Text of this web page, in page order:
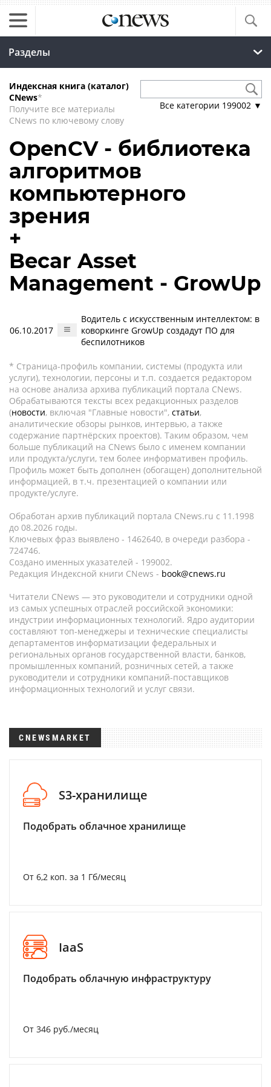
Разделы
Индексная книга (каталог)
CNews*
Получите все материалы
CNews по ключевому слову
Все категории 199002 ▼
OpenCV - библиотека
алгоритмов
компьютерного
зрения
+
Becar Asset
Management - GrowUp
06.10.2017
Водитель с искусственным интеллектом: в
коворкинге GrowUp создадут ПО для
беспилотников
* Страница-профиль компании, системы (продукта или
услуги), технологии, персоны и т.п. создается редактором
на основе анализа архива публикаций портала CNews.
Обрабатываются тексты всех редакционных разделов
(новости, включая "Главные новости", статьи,
аналитические обзоры рынков, интервью, а также
содержание партнёрских проектов). Таким образом, чем
больше публикаций на CNews было с именем компании
или продукта/услуги, тем более информативен профиль.
Профиль может быть дополнен (обогащен) дополнительной
информацией, в т.ч. презентацией о компании или
продукте/услуге.
Обработан архив публикаций портала CNews.ru c 11.1998
до 08.2026 годы.
Ключевых фраз выявлено - 1462640, в очереди разбора -
724746.
Создано именных указателей - 199002.
Редакция Индексной книги CNews - book@cnews.ru
Читатели CNews — это руководители и сотрудники одной
из самых успешных отраслей российской экономики:
индустрии информационных технологий. Ядро аудитории
составляют топ-менеджеры и технические специалисты
департаментов информатизации федеральных и
региональных органов государственной власти, банков,
промышленных компаний, розничных сетей, а также
руководители и сотрудники компаний-поставщиков
информационных технологий и услуг связи.
CNEWSMARKET
S3-хранилище
Подобрать облачное хранилище
От 6,2 коп. за 1 Гб/месяц
IaaS
Подобрать облачную инфраструктуру
От 346 руб./месяц